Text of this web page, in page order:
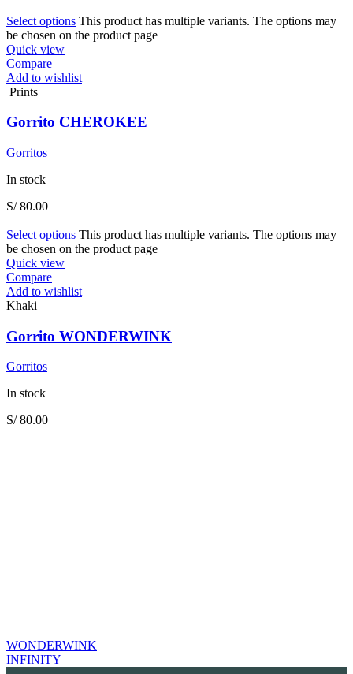
Select options This product has multiple variants. The options may
be chosen on the product page
Quick view
Compare
Add to wishlist
Prints
Gorrito CHEROKEE
Gorritos
In stock
S/80.00
Select options This product has multiple variants. The options may
be chosen on the product page
Quick view
Compare
Add to wishlist
Khaki
Gorrito WONDERWINK
Gorritos
In stock
S/80.00
WONDERWINK
INFINITY